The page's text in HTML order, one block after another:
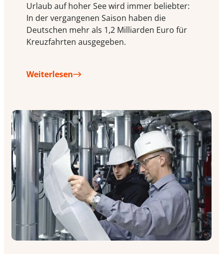
Urlaub auf hoher See wird immer beliebter:
In der vergangenen Saison haben die
Deutschen mehr als 1,2 Milliarden Euro für
Kreuzfahrten ausgegeben.
Weiterlesen